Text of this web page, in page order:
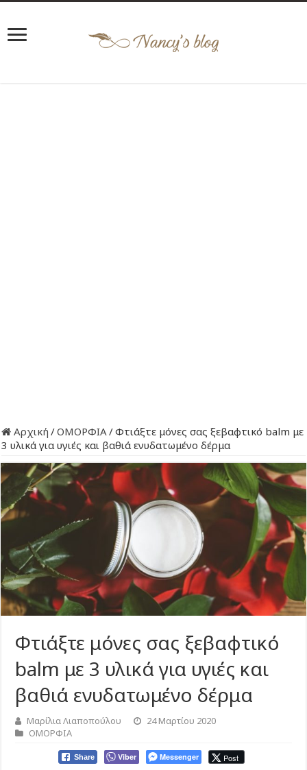
Αρχική /ΟΜΟΡΦΙΑ/Φτιάξτε μόνες σας ξεβαφτικό balm με
3 υλικά για υγιές και βαθιά ενυδατωμένο δέρμα
Φτιάξτε μόνες σας ξεβαφτικό
balm με 3 υλικά για υγιές και
βαθιά ενυδατωμένο δέρμα
Μαρίλια Λιαποπούλου
24 Μαρτίου 2020
ΟΜΟΡΦΙΑ
Share Viber Messenger Post